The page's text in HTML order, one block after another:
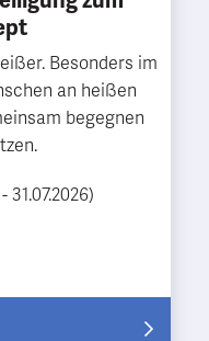
Besonders im
an heißen
begegnen
31.07.2026)